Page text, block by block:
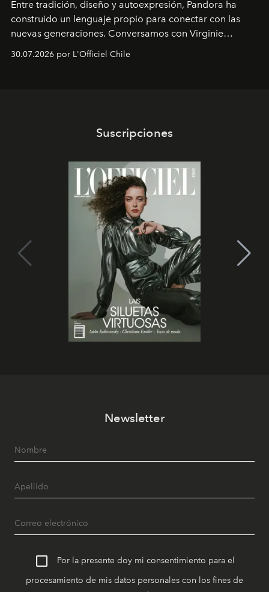
Entre tradición, diseño y autoexpresión, Pandora ha
construido un lenguaje propio para conectar con las
nuevas generaciones. Conversamos con Virginie
Latinoamérica, sobre identidad, cultura y el valor
30.07.2026 por L'Officiel Chile
Suscripciones
Newsletter
Por la presente doy mi consentimiento para el
procesamiento de mis datos personales con los fines de